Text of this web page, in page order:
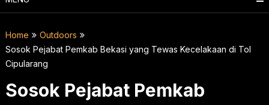
Home
Outdoors
Sosok Pejabat Pemkab Bekasi yang Tewas Kecelakaan di Tol
Cipularang
Sosok Pejabat Pemkab